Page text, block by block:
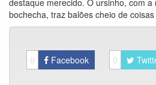
destaque merecido. O ursinho, com
bochecha, traz balões cheio de
0 Facebook 0